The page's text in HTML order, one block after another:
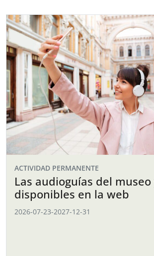
ACTIVIDAD PERMANENTE
Las audioguías del museo
disponibles en la web
2026-07-23-2027-12-31